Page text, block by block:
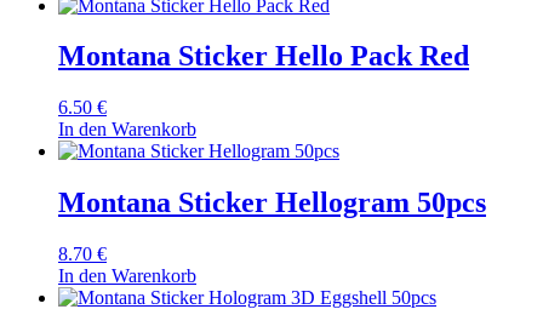
Montana Sticker Hello Pack Red
6.50 €
In den Warenkorb
Montana Sticker Hellogram 50pcs
8.70 €
In den Warenkorb